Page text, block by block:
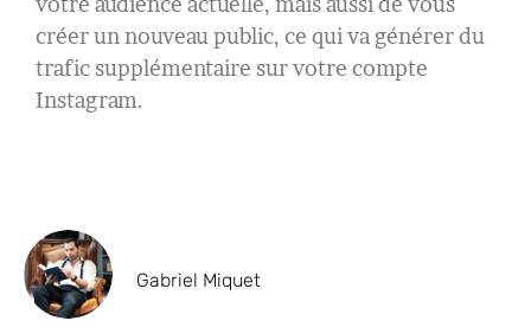
créer un nouveau public, ce qui va générer du
trafic supplémentaire sur votre compte
Instagram.
Gabriel Miquet